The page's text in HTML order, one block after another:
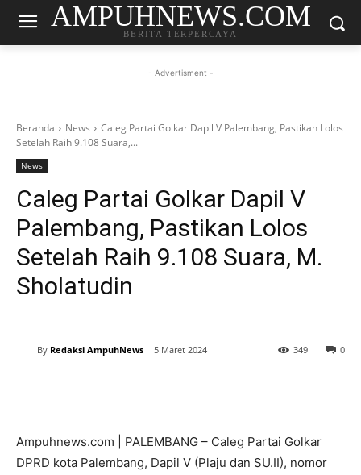
AMPUHNEWS.COM
BERITA TERPERCAYA
- Advertisment -
Beranda News
Caleg Partai Golkar Dapil V Palembang, Pastikan Lolos
Setelah Raih 9.108 Suara,...
News
Caleg Partai Golkar Dapil V
Palembang, Pastikan Lolos
Setelah Raih 9.108 Suara, M.
Sholatudin
By Redaksi AmpuhNews 5 Maret 2024 0
349
Ampuhnews.com | PALEMBANG – Caleg Partai Golkar
DPRD kota Palembang, Dapil V (Plaju dan SU.II), nomor